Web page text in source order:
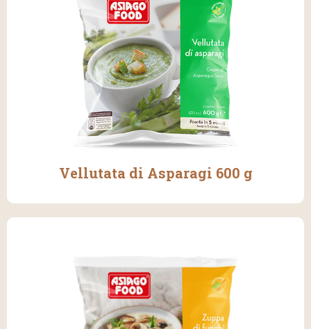
Vellutata di Asparagi 600 g